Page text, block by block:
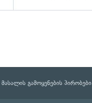
მასალის გამოყენების პირობები